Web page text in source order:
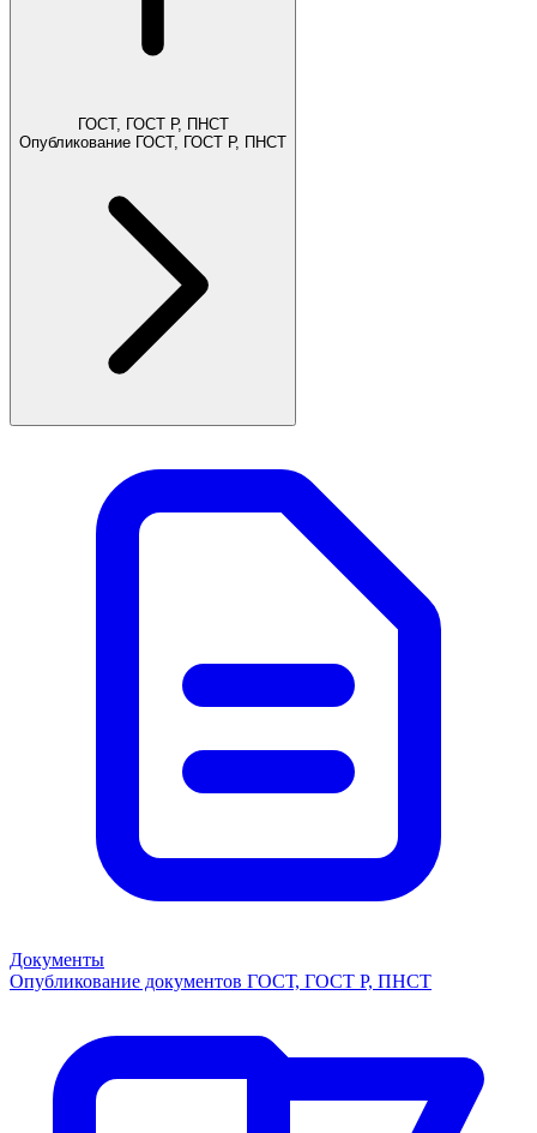
ГОСТ, ГОСТ Р, ПНСТ
Опубликование ГОСТ, ГОСТ Р, ПНСТ
Документы
Опубликование документов ГОСТ, ГОСТ Р, ПНСТ